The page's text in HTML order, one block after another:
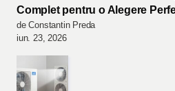
Complet pentru o Alegere
de Constantin Preda
iun. 23, 2026